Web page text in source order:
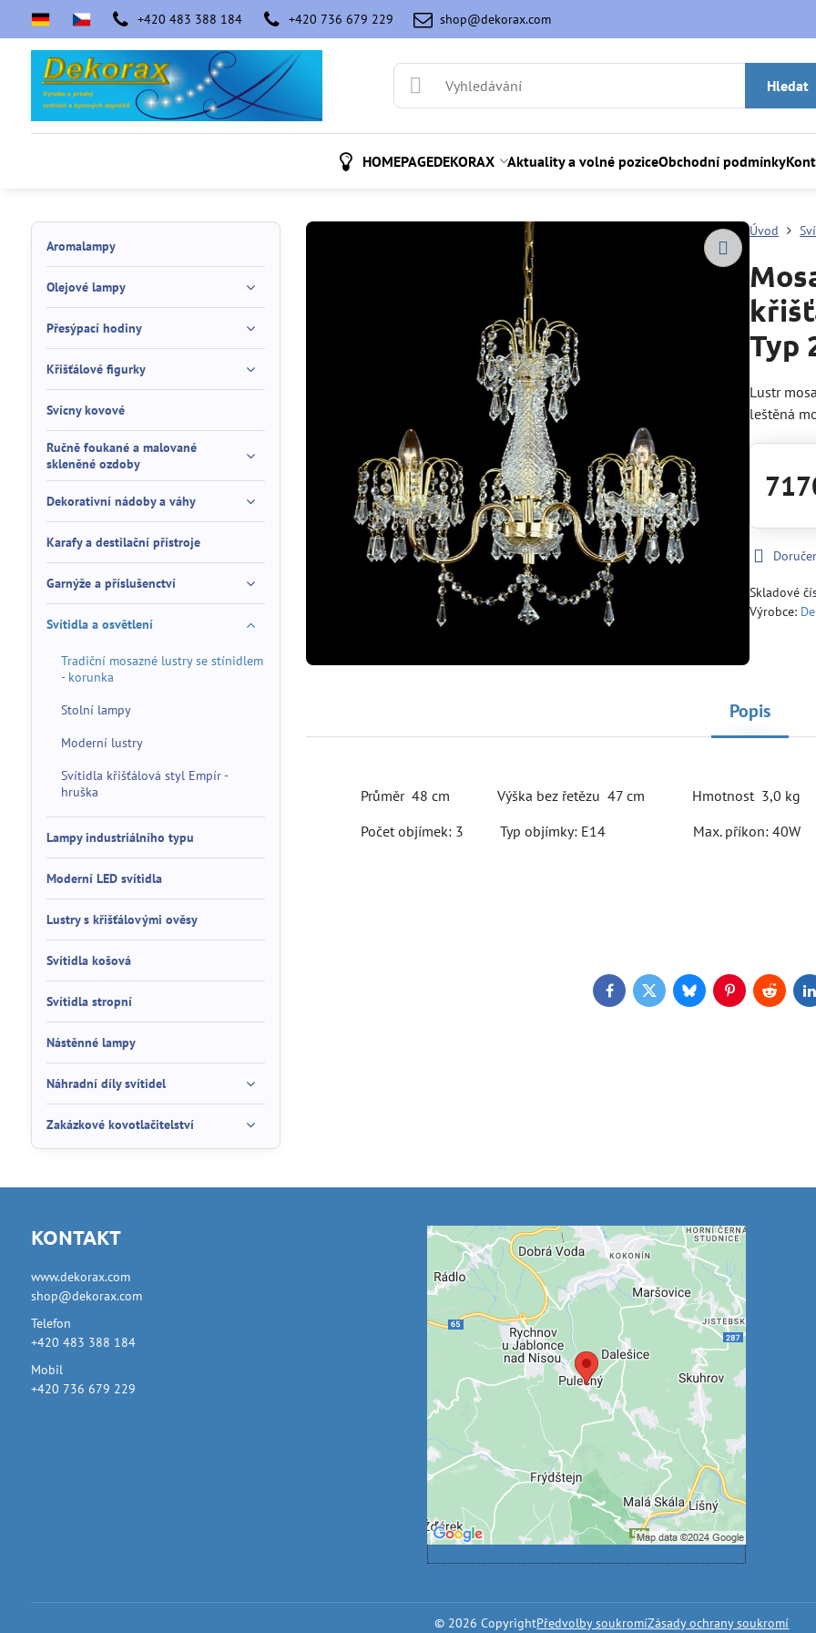
+420 483 388 184 +420 736 679 229 shop@dekorax.com
Hledat
HOMEPAGEDEKORAX Aktuality a volné poziceObchodní podmínky
Úvod
Typ
Lustr
leštěná
Skladové
Výrobce:
Popis
Průměr 48 cm Výška bez řetězu 47 cm Hmotnost 3,0 kg
Počet objímek: 3 Typ objímky: E14 Max. příkon: 40W
FacebookTwitterBlueskyPinterestReddit
Aromalampy
Olejové lampy
Přesýpací hodiny
Křišťálové figurky
Svícny kovové
Ručně foukané a malované
skleněné ozdoby
Dekorativní nádoby a váhy
Karafy a destilační přístroje
Garnýže a příslušenctví
Svítidla a osvětlení
Tradiční mosazné lustry se stínidlem
- korunka
Stolní lampy
Moderní lustry
Svítidla křišťálová styl Empír -
hruška
Lampy industriálního typu
Moderní LED svítidla
Lustry s křišťálovými ověsy
Svítidla košová
Svítidla stropní
Nástěnné lampy
Náhradní díly svítidel
Zakázkové kovotlačitelství
KONTAKT
www.dekorax.com
shop@dekorax.com
Telefon
+420 483 388 184
Mobil
+420 736 679 229
Externí obsah je blokován
Volbami soukromí
Přejete si načíst externí obsah?
Povolit jednou
Povolit a zapamatovat - souhlas s druhem
cookie: Funkční
Otevřít obsah v novém okně
© 2026 CopyrightPředvolby soukromíZásady ochrany soukromí